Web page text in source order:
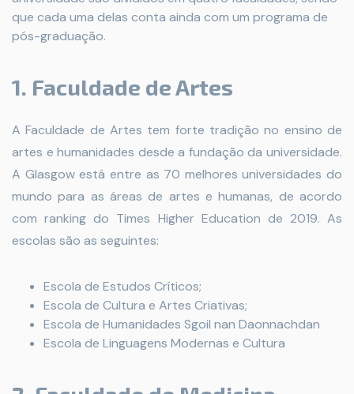
que cada uma delas conta ainda com um programa de
pós-graduação.
1. Faculdade de Artes
A Faculdade de Artes tem forte tradição no ensino de
artes e humanidades desde a fundação da universidade.
A Glasgow está entre as 70 melhores universidades do
mundo para as áreas de artes e humanas, de acordo
com ranking do Times Higher Education de 2019. As
escolas são as seguintes:
Escola de Estudos Críticos;
Escola de Cultura e Artes Criativas;
Escola de Humanidades Sgoil nan Daonnachdan
Escola de Linguagens Modernas e Cultura